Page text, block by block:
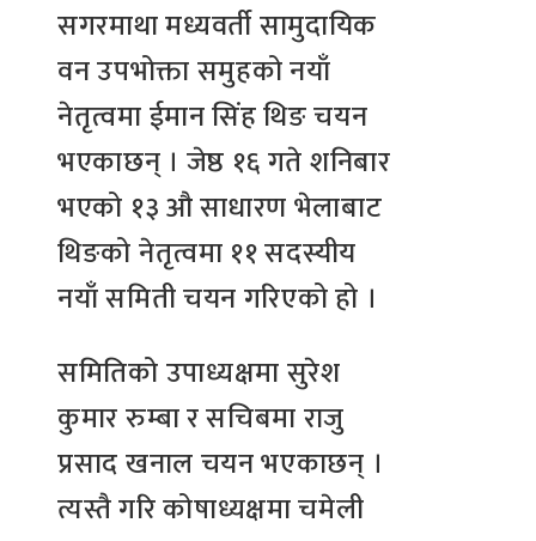
सगरमाथा मध्यवर्ती सामुदायिक
वन उपभोक्ता समुहको नयाँ
नेतृत्वमा ईमान सिंह थिङ चयन
भएकाछन् । जेष्ठ १६ गते शनिबार
भएको १३ औ साधारण भेलाबाट
थिङको नेतृत्वमा ११ सदस्यीय
नयाँ समिती चयन गरिएको हो ।
समितिको उपाध्यक्षमा सुरेश
कुमार रुम्बा र सचिबमा राजु
प्रसाद खनाल चयन भएकाछन् ।
त्यस्तै गरि कोषाध्यक्षमा चमेली